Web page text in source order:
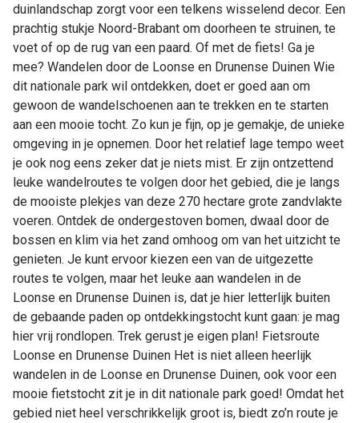
duinlandschap zorgt voor een telkens wisselend decor. Een
prachtig stukje Noord-Brabant om doorheen te struinen, te
voet of op de rug van een paard. Of met de fiets! Ga je
mee? Wandelen door de Loonse en Drunense Duinen Wie
dit nationale park wil ontdekken, doet er goed aan om
gewoon de wandelschoenen aan te trekken en te starten
aan een mooie tocht. Zo kun je fijn, op je gemakje, de unieke
omgeving in je opnemen. Door het relatief lage tempo weet
je ook nog eens zeker dat je niets mist. Er zijn ontzettend
leuke wandelroutes te volgen door het gebied, die je langs
de mooiste plekjes van deze 270 hectare grote zandvlakte
voeren. Ontdek de ondergestoven bomen, dwaal door de
bossen en klim via het zand omhoog om van het uitzicht te
genieten. Je kunt ervoor kiezen een van de uitgezette
routes te volgen, maar het leuke aan wandelen in de
Loonse en Drunense Duinen is, dat je hier letterlijk buiten
de gebaande paden op ontdekkingstocht kunt gaan: je mag
hier vrij rondlopen. Trek gerust je eigen plan! Fietsroute
Loonse en Drunense Duinen Het is niet alleen heerlijk
wandelen in de Loonse en Drunense Duinen, ook voor een
mooie fietstocht zit je in dit nationale park goed! Omdat het
gebied niet heel verschrikkelijk groot is, biedt zo’n route je